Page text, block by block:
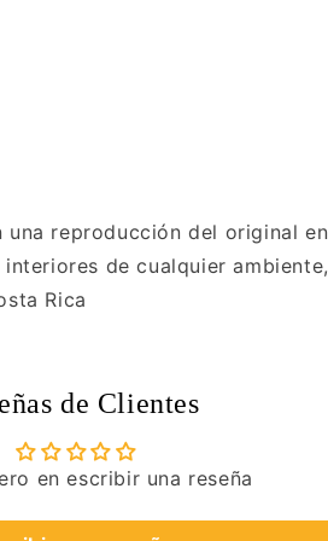
una reproducción del original en
de cualquier ambiente,
Rica
de Clientes
en escribir una reseña